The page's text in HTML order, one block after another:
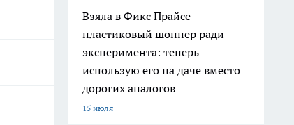
Взяла в Фикс Прайсе
пластиковый шоппер ради
эксперимента: теперь
использую его на даче вместо
дорогих аналогов
15 июля